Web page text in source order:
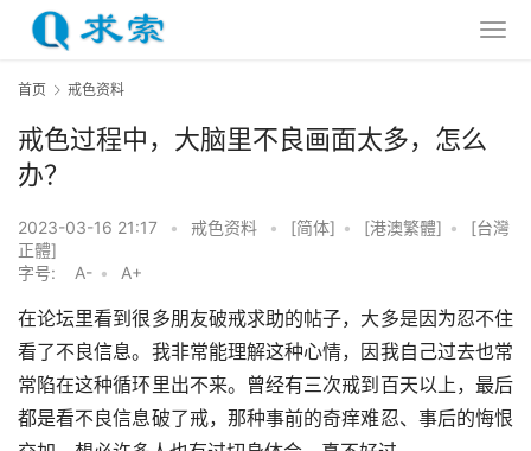
首页 戒色资料
戒色过程中，大脑里不良画面太多，怎么
办？
2023-03-16 21:17 • 戒色资料 • [简体] • [港澳繁體] •
[台灣
正體]
字号:
A- • A+
在论坛里看到很多朋友破戒求助的帖子，大多是因为忍不住
看了不良信息。我非常能理解这种心情，因我自己过去也常
常陷在这种循环里出不来。曾经有三次戒到百天以上，最后
都是看不良信息破了戒，那种事前的奇痒难忍、事后的悔恨